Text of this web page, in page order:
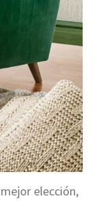
elección,